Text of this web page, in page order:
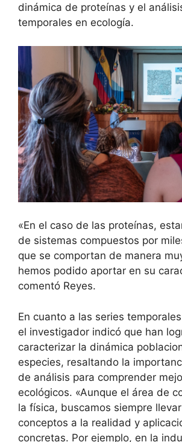
dinámica de proteínas y el
temporales en ecología.
«En el caso de las proteínas,
de sistemas compuestos por
que se comportan de manera
hemos podido aportar en su
comentó Reyes.
En cuanto a las series
el investigador indicó que han
caracterizar la dinámica
especies, resaltando la
de análisis para comprender
ecológicos. «Aunque el área de
la física, buscamos siempre
conceptos a la realidad y
concretas. Por ejemplo, en la